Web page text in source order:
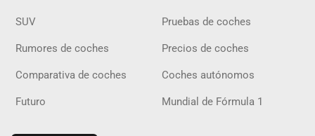
SUV Pruebas de coches
Rumores de coches Precios de coches
Comparativa de coches Coches autónomos
Futuro Mundial de Fórmula 1